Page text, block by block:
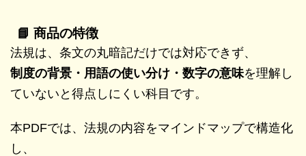
📘 商品の特徴
法規は、条文の丸暗記だけでは対応できず、
制度の背景・用語の使い分け・数字の意味を理解し
ていないと得点しにくい科目です。
本PDFでは、法規の内容をマインドマップで構造化
し、